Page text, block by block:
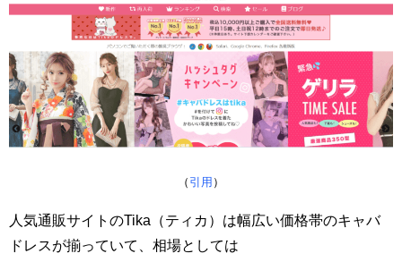
（ 引用 ）
人気通販サイトのTika（ティカ）は幅広い価格帯のキャバ
ドレスが揃っていて、相場としては